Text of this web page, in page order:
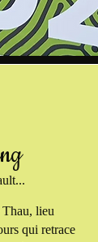
Thau, lieu
qui retrace